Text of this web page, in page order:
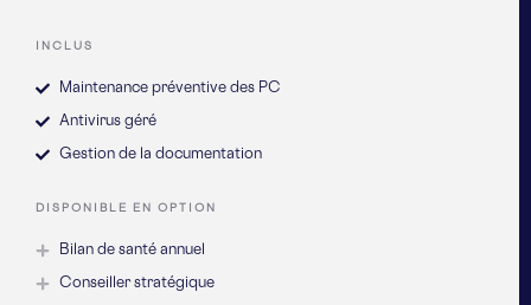
INCLUS
Maintenance préventive des PC
Antivirus géré
Gestion de la documentation
DISPONIBLE EN OPTION
Bilan de santé annuel
Conseiller stratégique